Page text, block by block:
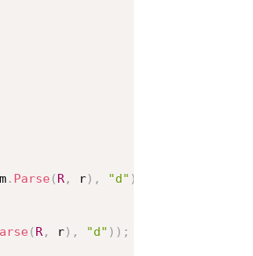
. Parse( R, r) , "d" )
( R, r) , "d" ) ) ;